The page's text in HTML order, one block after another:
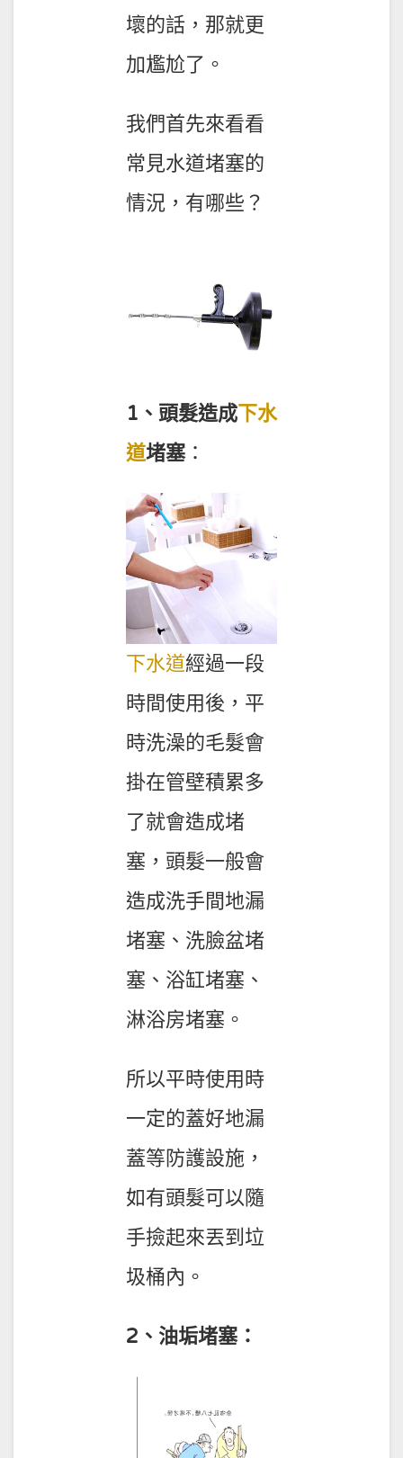
壞的話，那就更
加尷尬了。
我們首先來看看
常見水道堵塞的
情況，有哪些？
1、頭髮造成下水
道堵塞：
下水道經過一段
時間使用後，平
時洗澡的毛髮會
掛在管壁積累多
了就會造成堵
塞，頭髮一般會
造成洗手間地漏
堵塞、洗臉盆堵
塞、浴缸堵塞、
淋浴房堵塞。
所以平時使用時
一定的蓋好地漏
蓋等防護設施，
如有頭髮可以隨
手撿起來丟到垃
圾桶內。
2、油垢堵塞：